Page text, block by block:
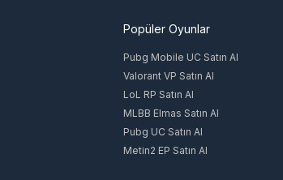
Popüler Oyunlar
Pubg Mobile UC Satın Al
Valorant VP Satın Al
LoL RP Satın Al
MLBB Elmas Satın Al
Pubg UC Satın Al
Metin2 EP Satın Al